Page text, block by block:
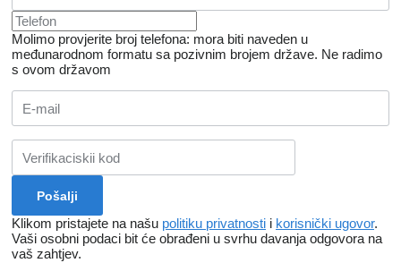
Molimo provjerite broj telefona: mora biti naveden u
međunarodnom formatu sa pozivnim brojem države. Ne radimo
s ovom državom
Klikom pristajete na našu politiku privatnosti i korisnički ugovor.
Vaši osobni podaci bit će obrađeni u svrhu davanja odgovora na
vaš zahtjev.